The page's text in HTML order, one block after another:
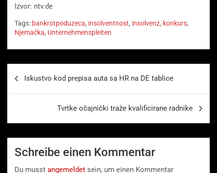
Izvor: ntv.de
Tags: bankrotpoduzeca, insolventnost, insolvenz, konkurs,
Njemačka, Unternehmenspleiten
Iskustvo kod prepisa auta sa HR na DE tablice
Tvrtke očajnički traže kvalificirane radnike
Schreibe einen Kommentar
Du musst angemeldet sein, um einen Kommentar